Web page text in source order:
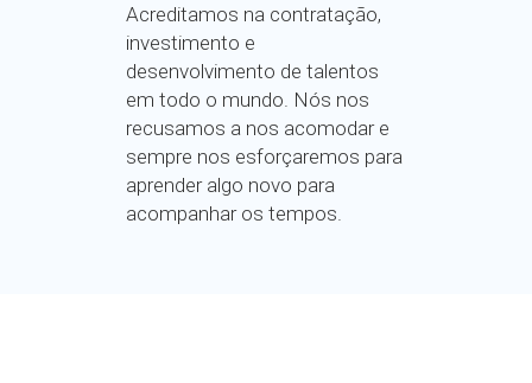
Acreditamos na contratação,
investimento e
desenvolvimento de talentos
em todo o mundo. Nós nos
recusamos a nos acomodar e
sempre nos esforçaremos para
aprender algo novo para
acompanhar os tempos.